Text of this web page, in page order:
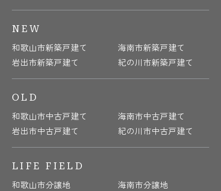
NEW
和歌山市新築戸建て
海南市新築戸建て
岩出市新築戸建て
紀の川市新築戸建て
OLD
和歌山市中古戸建て
海南市中古戸建て
岩出市中古戸建て
紀の川市中古戸建て
LIFE FIELD
和歌山市分譲地
海南市分譲地